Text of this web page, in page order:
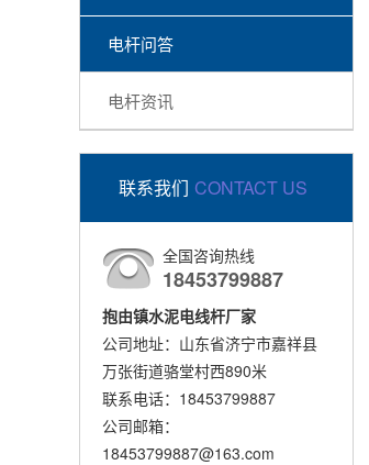
电杆问答
电杆资讯
联系我们 CONTACT US
全国咨询热线
18453799887
抱由镇水泥电线杆厂家
公司地址：山东省济宁市嘉祥县
万张街道骆堂村西890米
联系电话：18453799887
公司邮箱：
18453799887@163.com